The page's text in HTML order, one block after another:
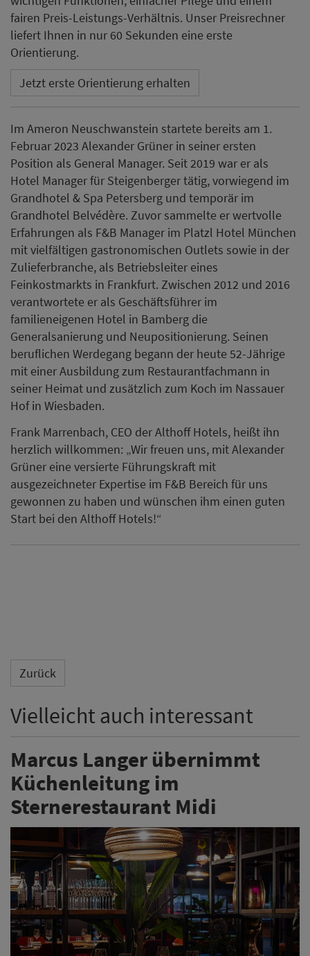
Erfahrungen als F&B Manager im Platzl Hotel München
mit vielfältigen gastronomischen Outlets sowie in der
Zulieferbranche, als Betriebsleiter eines
Feinkostmarkts in Frankfurt. Zwischen 2012 und 2016
verantwortete er als Geschäftsführer im
beruflichen Werdegang begann der heute 52-Jährige
mit einer Ausbildung zum Restaurantfachmann in
seiner Heimat und zusätzlich zum Koch im Nassauer
Hof in Wiesbaden.
Frank Marrenbach, CEO der Althoff Hotels, heißt ihn
herzlich willkommen: „Wir freuen uns, mit Alexander
Grüner eine versierte Führungskraft mit
ausgezeichneter Expertise im F&B Bereich für uns
gewonnen zu haben und wünschen ihm einen guten
Start bei den Althoff Hotels!“
Zurück
Vielleicht auch interessant
Marcus Langer übernimmt
Das Sternerestaurant Midi in St. Ingbert hat die
Nachfolge von Peter Wirbel geregelt. Ab September
übernimmt Marcus Langer die Küchenleitung und
wechselt dafür aus dem Kronenschlösschen im
Rheingau ins Saarland.
Weiterlesen